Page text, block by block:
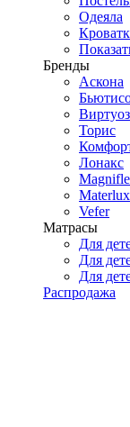
Одеяла
Бренды
Аскона
Виртуоз
Торис
Лонакс
Materlux
Vefer
Матрасы
Для
Для
Для
Распродажа